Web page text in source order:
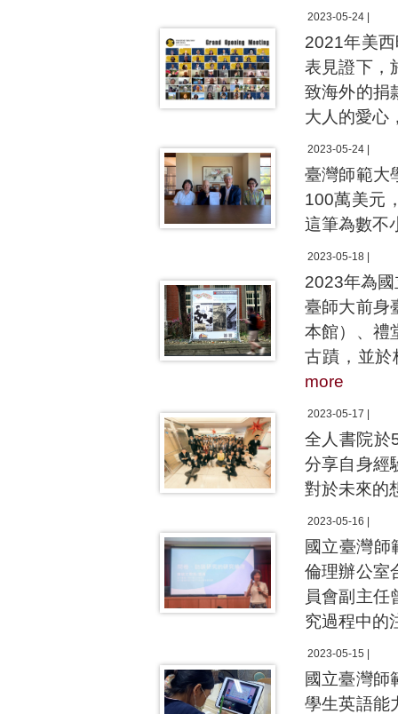
2023-05-24 |
2021年美
表見證下，
致海外的捐
大人的愛心
2023-05-24 |
臺灣師範大
100萬美元
這筆為數不
2023-05-18 |
2023年為
臺師大前身
本館）、禮
古蹟，並於
more
2023-05-17 |
全人書院於
分享自身經
對於未來的
2023-05-16 |
國立臺灣
倫理辦公室
員會副主任
究過程中的
2023-05-15 |
國立臺灣師
學生英語能